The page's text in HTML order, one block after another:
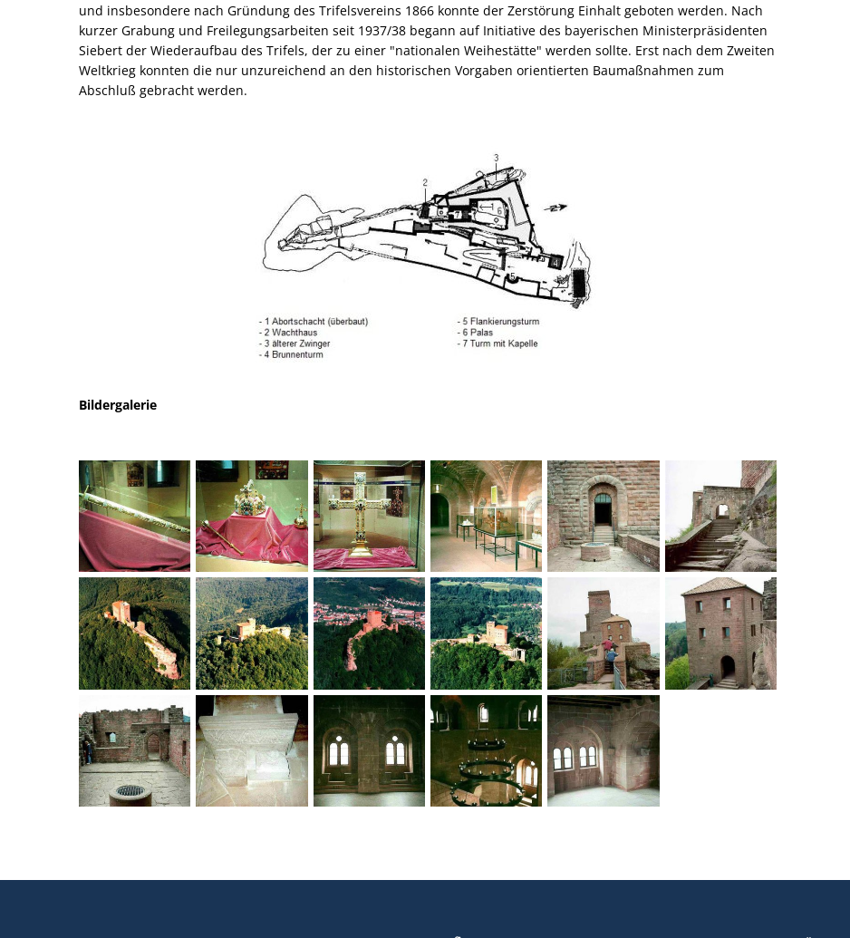
und insbesondere nach Gründung des Trifelsvereins 1866 konnte der Zerstörung Einhalt geboten werden. Nach
kurzer Grabung und Freilegungsarbeiten seit 1937/38 begann auf Initiative des bayerischen Ministerpräsidenten
Siebert der Wiederaufbau des Trifels, der zu einer "nationalen Weihestätte" werden sollte. Erst nach dem Zweiten
Weltkrieg konnten die nur unzureichend an den historischen Vorgaben orientierten Baumaßnahmen zum
Abschluß gebracht werden.
Bildergalerie